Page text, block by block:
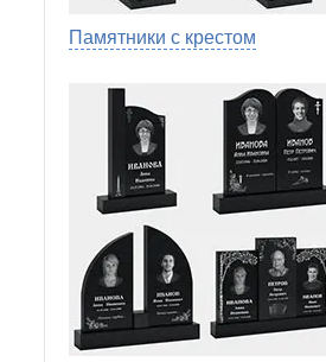
Памятники с крестом